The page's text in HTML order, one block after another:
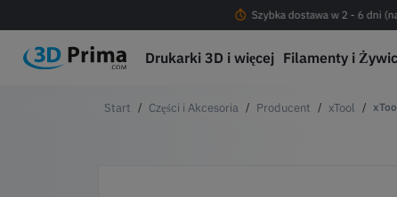
Szybka dostawa w 2 - 6 dni
Drukarki 3D i więcej Filamenty i
Części i Akcesoria Producent xTool